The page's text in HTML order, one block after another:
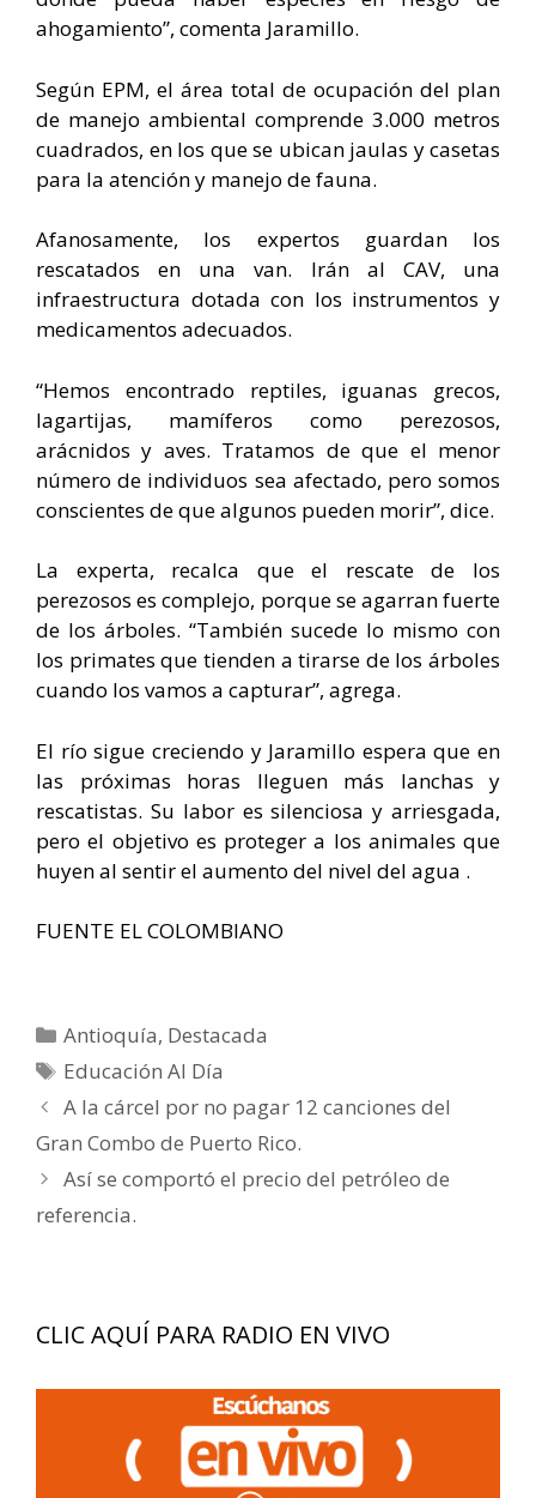
ahogamiento”, comenta Jaramillo.
Según EPM, el área total de ocupación del plan
de manejo ambiental comprende 3.000 metros
cuadrados, en los que se ubican jaulas y casetas
para la atención y manejo de fauna.
Afanosamente, los expertos guardan los
rescatados en una van. Irán al CAV, una
infraestructura dotada con los instrumentos y
medicamentos adecuados.
“Hemos encontrado reptiles, iguanas grecos,
lagartijas, mamíferos como perezosos,
arácnidos y aves. Tratamos de que el menor
número de individuos sea afectado, pero somos
conscientes de que algunos pueden morir”, dice.
La experta, recalca que el rescate de los
perezosos es complejo, porque se agarran fuerte
de los árboles. “También sucede lo mismo con
los primates que tienden a tirarse de los árboles
cuando los vamos a capturar”, agrega.
El río sigue creciendo y Jaramillo espera que en
las próximas horas lleguen más lanchas y
rescatistas. Su labor es silenciosa y arriesgada,
pero el objetivo es proteger a los animales que
huyen al sentir el aumento del nivel del agua .
FUENTE EL COLOMBIANO
Categorías
Antioquía, Destacada
Etiquetas
Educación Al Día
Navegación
de
A la cárcel por no pagar 12 canciones del
Gran Combo de Puerto Rico.
Así se comportó el precio del petróleo de
referencia.
CLIC AQUÍ PARA RADIO EN VIVO